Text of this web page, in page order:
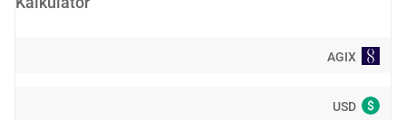
AGIX
USD $